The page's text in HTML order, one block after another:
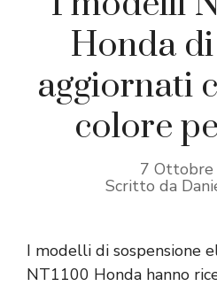
Honda
aggiornati
colore
7
Scritto da
I modelli di sospensione
NT1100 Honda hanno